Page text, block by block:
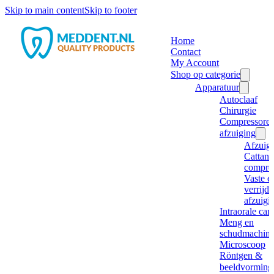
Skip to main contentSkip to footer
Home
Contact
My Account
Shop op categorie
Apparatuur
Autoclaaf
Chirurgie
afzuiging
Cattani
Vaste
Intraorale
Meng en
Microscoop
Röntgen &
beeldvorming